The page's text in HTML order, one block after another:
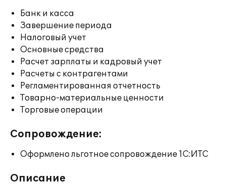
Банк и касса
Завершение периода
Налоговый учет
Основные средства
Расчет зарплаты и кадровый учет
Расчеты с контрагентами
Регламентированная отчетность
Товарно-материальные ценности
Торговые операции
Сопровождение:
Оформлено льготное сопровождение 1С:ИТС
Описание